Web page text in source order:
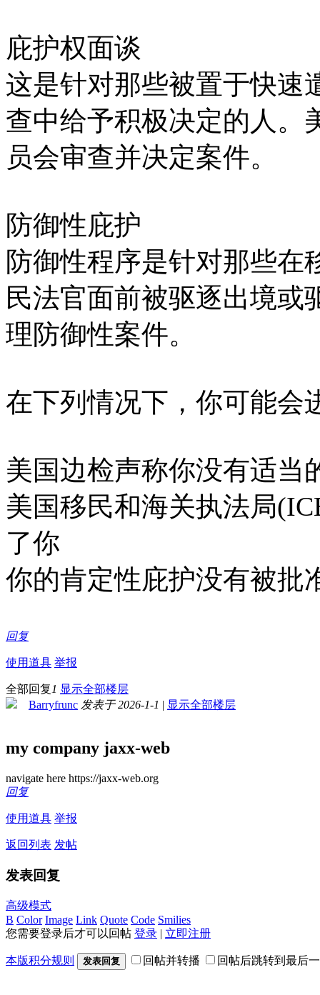
庇护权面谈
这是针对那些被置于快速
查中给予积极决定的人。
员会审查并决定案件。
防御性庇护
防御性程序是针对那些在
民法官面前被驱逐出境或
理防御性案件。
在下列情况下，你可能会
美国边检声称你没有适当
美国移民和海关执法局
了你
你的肯定性庇护没有被批
回复
使用道具 举报
全部回复1 显示全部楼层
Barryfrunc 发表于 2026-1-1 | 显示全部楼层
my company jaxx-web
navigate here https://jaxx-web.org
回复
使用道具 举报
返回列表 发帖
发表回复
高级模式
B Color Image Link Quote Code Smilies
您需要登录后才可以回帖 登录 | 立即注册
本版积分规则 发表回复 回帖并转播 回帖后跳转到最后